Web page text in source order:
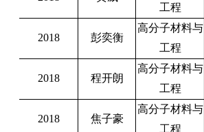
工程
2018 彭奕衡
高分子材料与
工程
2018 程开朗
高分子材料与
工程
2018 焦子豪
高分子材料与
工程